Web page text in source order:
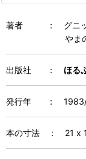
著者 ：
グニ
やまのうち
出版社 ： ほる
発行年 ：
本の寸法 ： 21 x